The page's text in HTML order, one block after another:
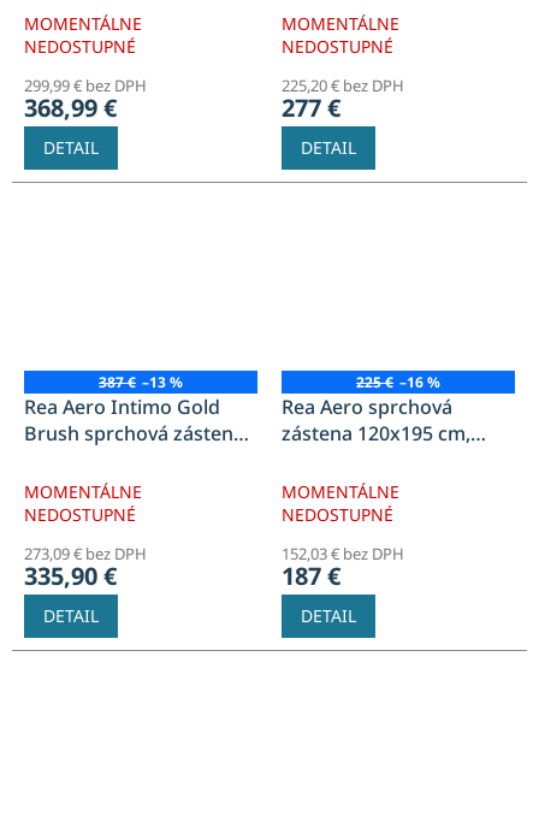
sklo, zlatá brúsená, REA-
K4126
MOMENTÁLNE
NEDOSTUPNÉ
299,99 € bez DPH
368,99 €
DETAIL
sklo, zlatá brúsená, REA-
K4127
MOMENTÁLNE
NEDOSTUPNÉ
225,20 € bez DPH
277 €
DETAIL
387 € –13 %
Rea Aero Intimo Gold
Brush sprchová zástena
polopriehľadné sklo,
zlatá brúsená REA-K4124
MOMENTÁLNE
NEDOSTUPNÉ
273,09 € bez DPH
335,90 €
DETAIL
225 € –16 %
Rea Aero sprchová
zástena 120x195 cm,
matná, REA-K6599
MOMENTÁLNE
NEDOSTUPNÉ
152,03 € bez DPH
187 €
DETAIL